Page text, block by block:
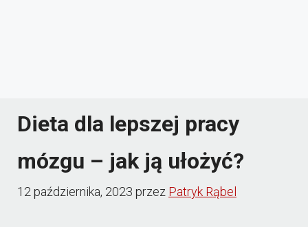
Dieta dla lepszej pracy
mózgu – jak ją ułożyć?
12 października, 2023 przez Patryk Rąbel